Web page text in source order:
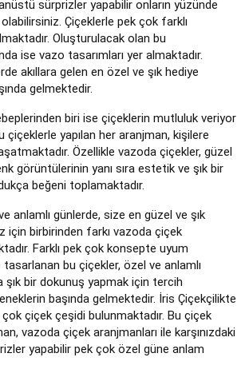
sürprizler yapabilir onların yüzünde
Çiçeklerle pek çok farklı
Oluşturulacak olan bu
ise vazo tasarımları yer almaktadır.
akıllara gelen en özel ve şık hediye
gelmektedir.
biri ise çiçeklerin mutluluk veriyor
çiçeklerle yapılan her aranjman, kişilere
Özellikle vazoda çiçekler, güzel
görüntülerinin yanı sıra estetik ve şık bir
beğeni toplamaktadır.
anlamlı günlerde, size en güzel ve şık
için birbirinden farkı vazoda çiçek
Farklı pek çok konsepte uyum
bu çiçekler, özel ve anlamlı
şık bir dokunuş yapmak için tercih
başında gelmektedir. İris Çiçekçilikte
çiçek çeşidi bulunmaktadır. Bu çiçek
vazoda çiçek aranjmanları ile karşınızdaki
yapabilir pek çok özel güne anlam